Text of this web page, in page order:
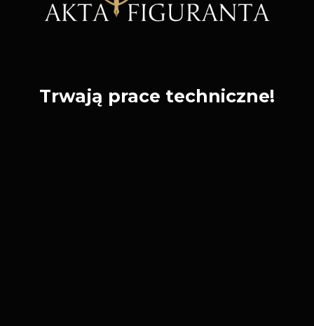
Trwają prace techniczne!